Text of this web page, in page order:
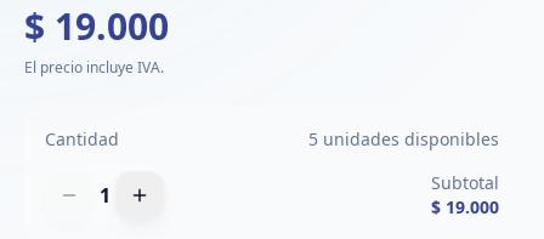
$ 19.000
El precio incluye IVA.
Cantidad 5 unidades disponibles
1
Subtotal
$ 19.000